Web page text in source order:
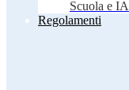
Scuola e IA
Regolamenti